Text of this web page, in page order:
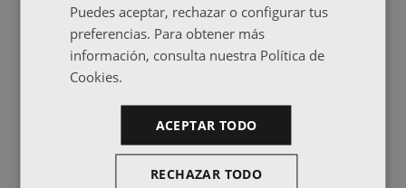
Puedes aceptar, rechazar o configurar tus
preferencias. Para obtener más
información, consulta nuestra Política de
Cookies.
ACEPTAR TODO
RECHAZAR TODO